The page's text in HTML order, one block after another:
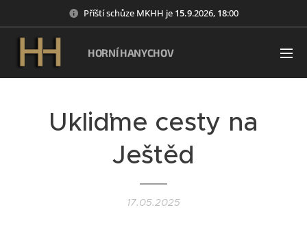
Příští schůze MKHH je 15.9.2026, 18:00
HORNÍ HANYCHOV
Ukliďme cesty na
Ještěd
17.05.2025